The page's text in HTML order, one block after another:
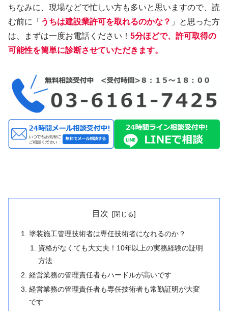
ちなみに、現場などで忙しい方も多いと思いますので、読
む前に「 うちは建設業許可を取れるのかな？ 」と思った方
は、まずは一度お電話ください！ 5分ほどで、許可取得の
可能性を簡単に診断させていただきます。
目次
塗装施工管理技術者は専任技術者になれるのか？
資格がなくても大丈夫！10年以上の実務経験の証明
方法
経営業務の管理責任者もハードルが高いです
経営業務の管理責任者も専任技術者も常勤証明が大変
です